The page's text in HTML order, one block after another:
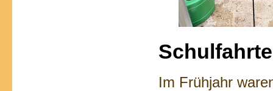
Im Frühjahr